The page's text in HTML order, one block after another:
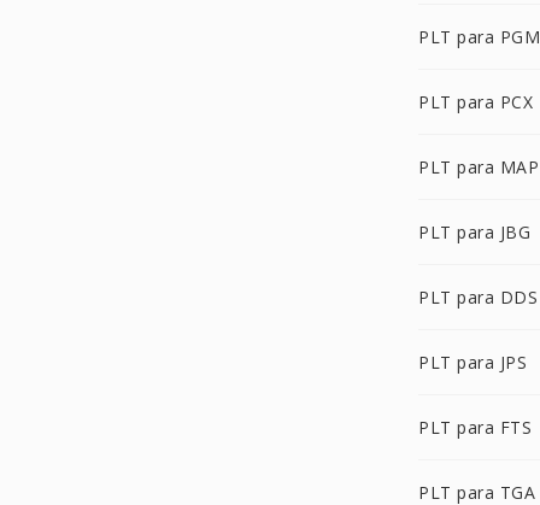
PLT para PGM
PLT para PCX
PLT para MAP
PLT para JBG
PLT para DDS
PLT para JPS
PLT para FTS
PLT para TGA